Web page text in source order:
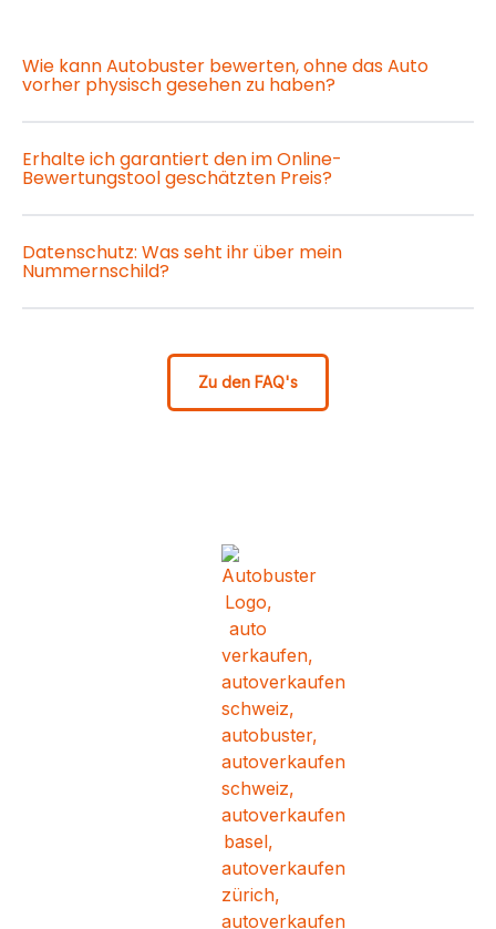
Wie kann Autobuster bewerten, ohne das Auto
vorher physisch gesehen zu haben?
Erhalte ich garantiert den im Online-
Bewertungstool geschätzten Preis?
Datenschutz: Was seht ihr über mein
Nummernschild?
Zu den FAQ's